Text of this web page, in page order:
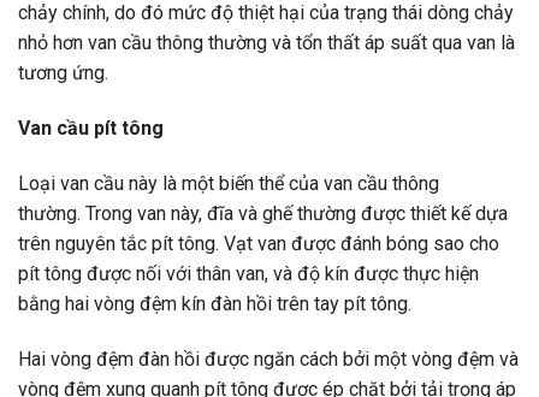
chảy chính, do đó mức độ thiệt hại của trạng thái dòng chảy
nhỏ hơn van cầu thông thường và tổn thất áp suất qua van là
tương ứng.
Van cầu pít tông
Loại van cầu này là một biến thể của van cầu thông
thường. Trong van này, đĩa và ghế thường được thiết kế dựa
trên nguyên tắc pít tông. Vạt van được đánh bóng sao cho
pít tông được nối với thân van, và độ kín được thực hiện
bằng hai vòng đệm kín đàn hồi trên tay pít tông.
Hai vòng đệm đàn hồi được ngăn cách bởi một vòng đệm và
vòng đệm xung quanh pít tông được ép chặt bởi tải trọng áp